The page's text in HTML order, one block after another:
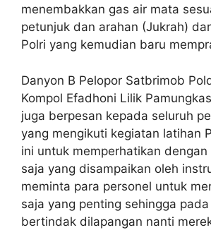
menembakkan gas air mata
petunjuk dan arahan (Jukrah)
Polri yang kemudian baru
Danyon B Pelopor Satbrimob
Kompol Efadhoni Lilik
juga berpesan kepada seluruh
yang mengikuti kegiatan latihan
ini untuk memperhatikan dengan
saja yang disampaikan oleh
meminta para personel untuk
saja yang penting sehingga
bertindak dilapangan nanti